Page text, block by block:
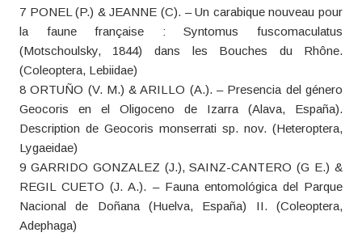
7 PONEL (P.) & JEANNE (C). – Un carabique nouveau pour
la faune française : Syntomus fuscomaculatus
(Motschoulsky, 1844) dans les Bouches du Rhône.
(Coleoptera, Lebiidae)
8 ORTUÑO (V. M.) & ARILLO (A.). – Presencia del género
Geocoris en el Oligoceno de Izarra (Alava, España).
Description de Geocoris monserrati sp. nov. (Heteroptera,
Lygaeidae)
9 GARRIDO GONZALEZ (J.), SAINZ-CANTERO (G E.) &
REGIL CUETO (J. A.). – Fauna entomológica del Parque
Nacional de Doñana (Huelva, España) II. (Coleoptera,
Adephaga)